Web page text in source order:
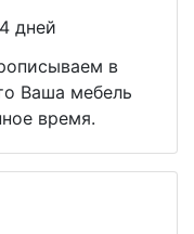
дней
в
Ваша мебель
время.